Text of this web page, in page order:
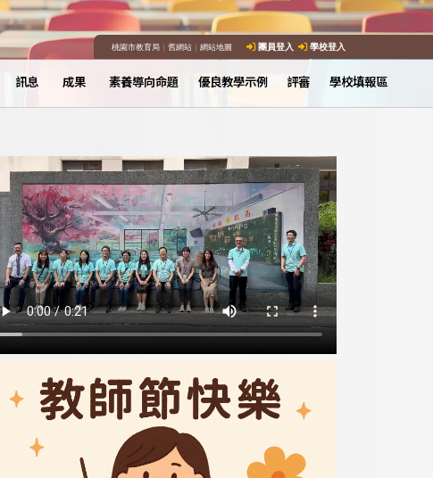
桃園市教育局｜ 舊網站｜ 網站地圖 團員登入 學校登入
訊息 成果 素養導向命題 優良教學示例 評審 學校填報區